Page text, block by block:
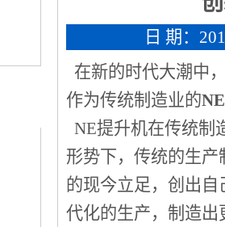
日 期：
在新的时代大潮中
作为传统制造业的
NE提升机在传统制
形势下，传统的生
的现今立足，创出
代化的生产，制造